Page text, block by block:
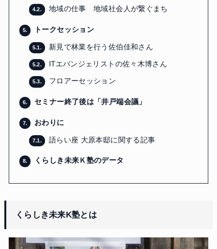
4.2. 地域の仕事 地域社会人が繋ぐまち
5. トークセッション
5.1. 新見で林業を行う佐伯佳和さん
5.2. ITエバンジェリストの佐々木博さん
5.3. フロアーセッション
6. セミナー終了後は「井戸端会議」
7. おわりに
7.1. 語らい座 大原本邸に関する記事
8. くらしき未来Ｋ塾のデータ
くらしき未来K塾とは